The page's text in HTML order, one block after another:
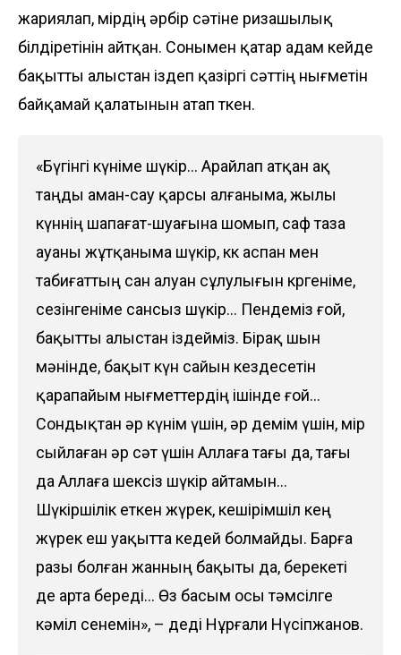
жариялап, өмірдің әрбір сәтіне ризашылық
білдіретінін айтқан. Сонымен қатар адам кейде
бақытты алыстан іздеп қазіргі сәттің нығметін
байқамай қалатынын атап өткен.
«Бүгінгі күніме шүкір… Арайлап атқан ақ
таңды аман-сау қарсы алғаныма, жылы
күннің шапағат-шуағына шомып, саф таза
ауаны жұтқаныма шүкір, көк аспан мен
табиғаттың сан алуан сұлулығын көргеніме,
сезінгеніме сансыз шүкір… Пендеміз ғой,
бақытты алыстан іздейміз. Бірақ шын
мәнінде, бақыт күн сайын кездесетін
қарапайым нығметтердің ішінде ғой…
Сондықтан әр күнім үшін, әр демім үшін, өмір
сыйлаған әр сәт үшін Аллаға тағы да, тағы
да Аллаға шексіз шүкір айтамын…
Шүкіршілік еткен жүрек, кешірімшіл кең
жүрек еш уақытта кедей болмайды. Барға
разы болған жанның бақыты да, берекеті
де арта береді… Өз басым осы тәмсілге
кәміл сенемін», – деді Нұрғали Нүсіпжанов.